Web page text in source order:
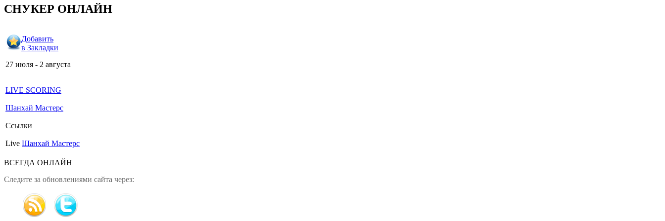
СНУКЕР ОНЛАЙН
Добавить
в Закладки
27 июля - 2 августа
LIVE SCORING
Шанхай Мастерс
Ссылки
Live Шанхай Мастерс
ВСЕГДА ОНЛАЙН
Следите за обновлениями сайта через: